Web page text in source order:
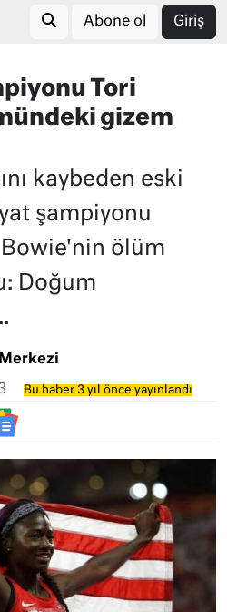
Abone ol Giriş
Tori
gizem
kaybeden eski
şampiyonu
ölüm
Doğum
Bu haber 3 yıl önce yayınlandı